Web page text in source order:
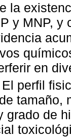
la
y MNP,
en
perfil
grado de